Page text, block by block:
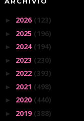
► 2026 (123)
► 2025 (196)
► 2024 (194)
► 2023 (230)
► 2022 (393)
► 2021 (498)
► 2020 (440)
► 2019 (388)